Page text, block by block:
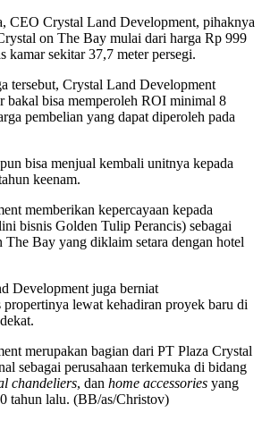
CEO Crystal Land Development, pihaknya
on The Bay mulai dari harga Rp 999
kamar sekitar 37,7 meter persegi.
tersebut, Crystal Land Development
bakal bisa memperoleh ROI minimal 8
pembelian yang dapat diperoleh pada
bisa menjual kembali unitnya kepada
keenam.
memberikan kepercayaan kepada
bisnis Golden Tulip Perancis) sebagai
The Bay yang diklaim setara dengan hotel
Development juga berniat
propertinya lewat kehadiran proyek baru di
merupakan bagian dari PT Plaza Crystal
sebagai perusahaan terkemuka di bidang
chandeliers, dan home accessories yang
tahun lalu. (BB/as/Christov)